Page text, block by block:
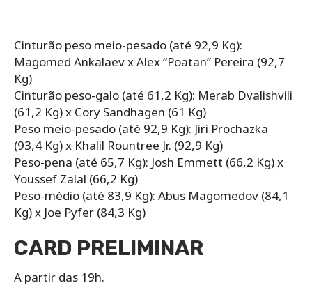
Cinturão peso meio-pesado (até 92,9 Kg):
Magomed Ankalaev x Alex “Poatan” Pereira (92,7
Kg)
Cinturão peso-galo (até 61,2 Kg): Merab Dvalishvili
(61,2 Kg) x Cory Sandhagen (61 Kg)
Peso meio-pesado (até 92,9 Kg): Jiri Prochazka
(93,4 Kg) x Khalil Rountree Jr. (92,9 Kg)
Peso-pena (até 65,7 Kg): Josh Emmett (66,2 Kg) x
Youssef Zalal (66,2 Kg)
Peso-médio (até 83,9 Kg): Abus Magomedov (84,1
Kg) x Joe Pyfer (84,3 Kg)
CARD PRELIMINAR
A partir das 19h.